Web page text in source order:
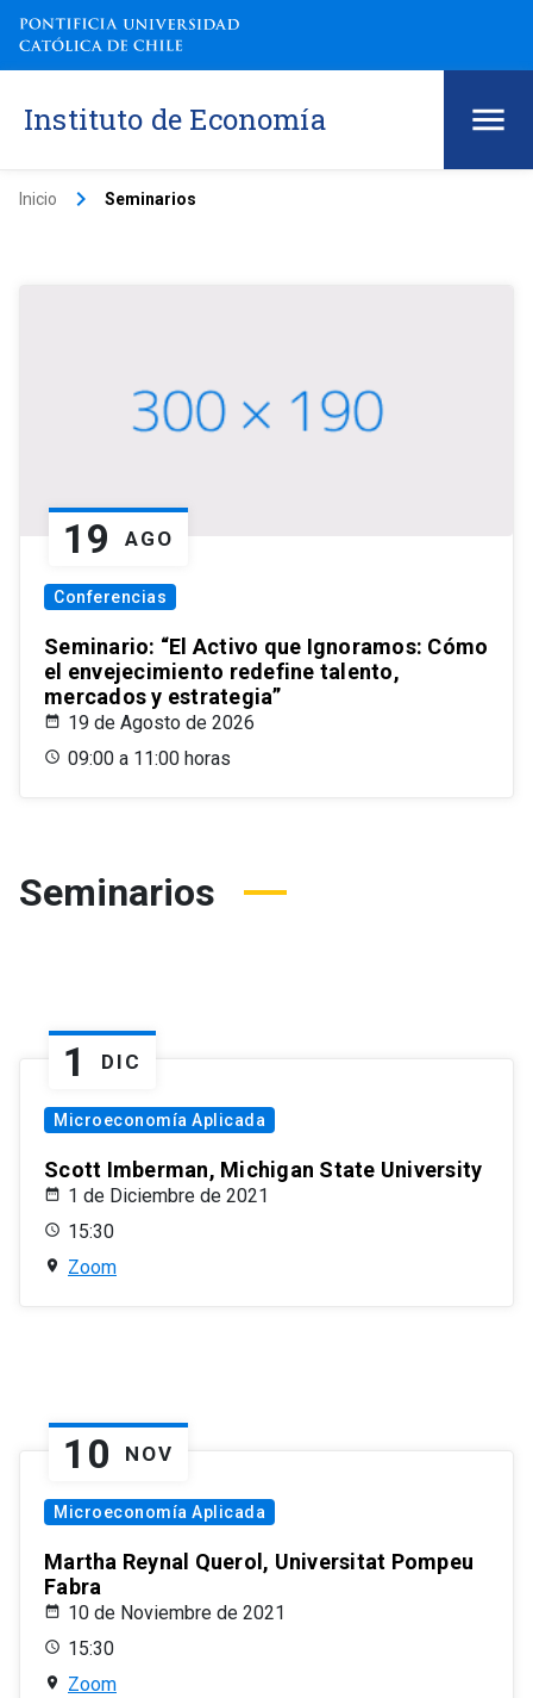
Instituto de Economía
Inicio keyboard_arrow_right Seminarios
19 AGO
Conferencias
Seminario: “El Activo que Ignoramos: Cómo
el envejecimiento redefine talento,
mercados y estrategia”
19 de Agosto de 2026
09:00 a 11:00 horas
Seminarios
1 DIC
Microeconomía Aplicada
Scott Imberman, Michigan State University
1 de Diciembre de 2021
15:30
Zoom
10 NOV
Microeconomía Aplicada
Martha Reynal Querol, Universitat Pompeu
Fabra
10 de Noviembre de 2021
15:30
Zoom